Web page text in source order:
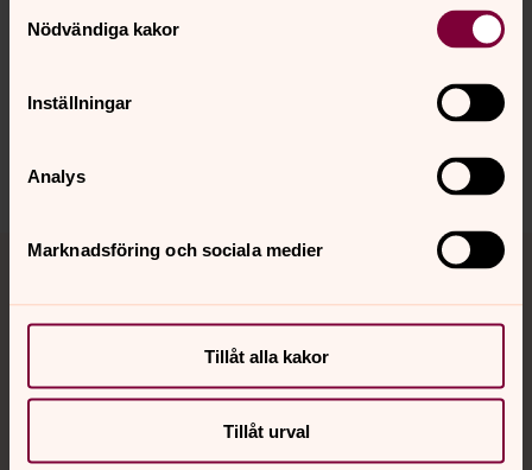
Nödvändiga kakor
Inställningar
Analys
Marknadsföring och sociala medier
Tillåt alla kakor
Tillåt urval
Synpunkter eller frågor på sidans
innehåll?
Tillbaka till toppen
Tillbaka till innehållet
Kalender